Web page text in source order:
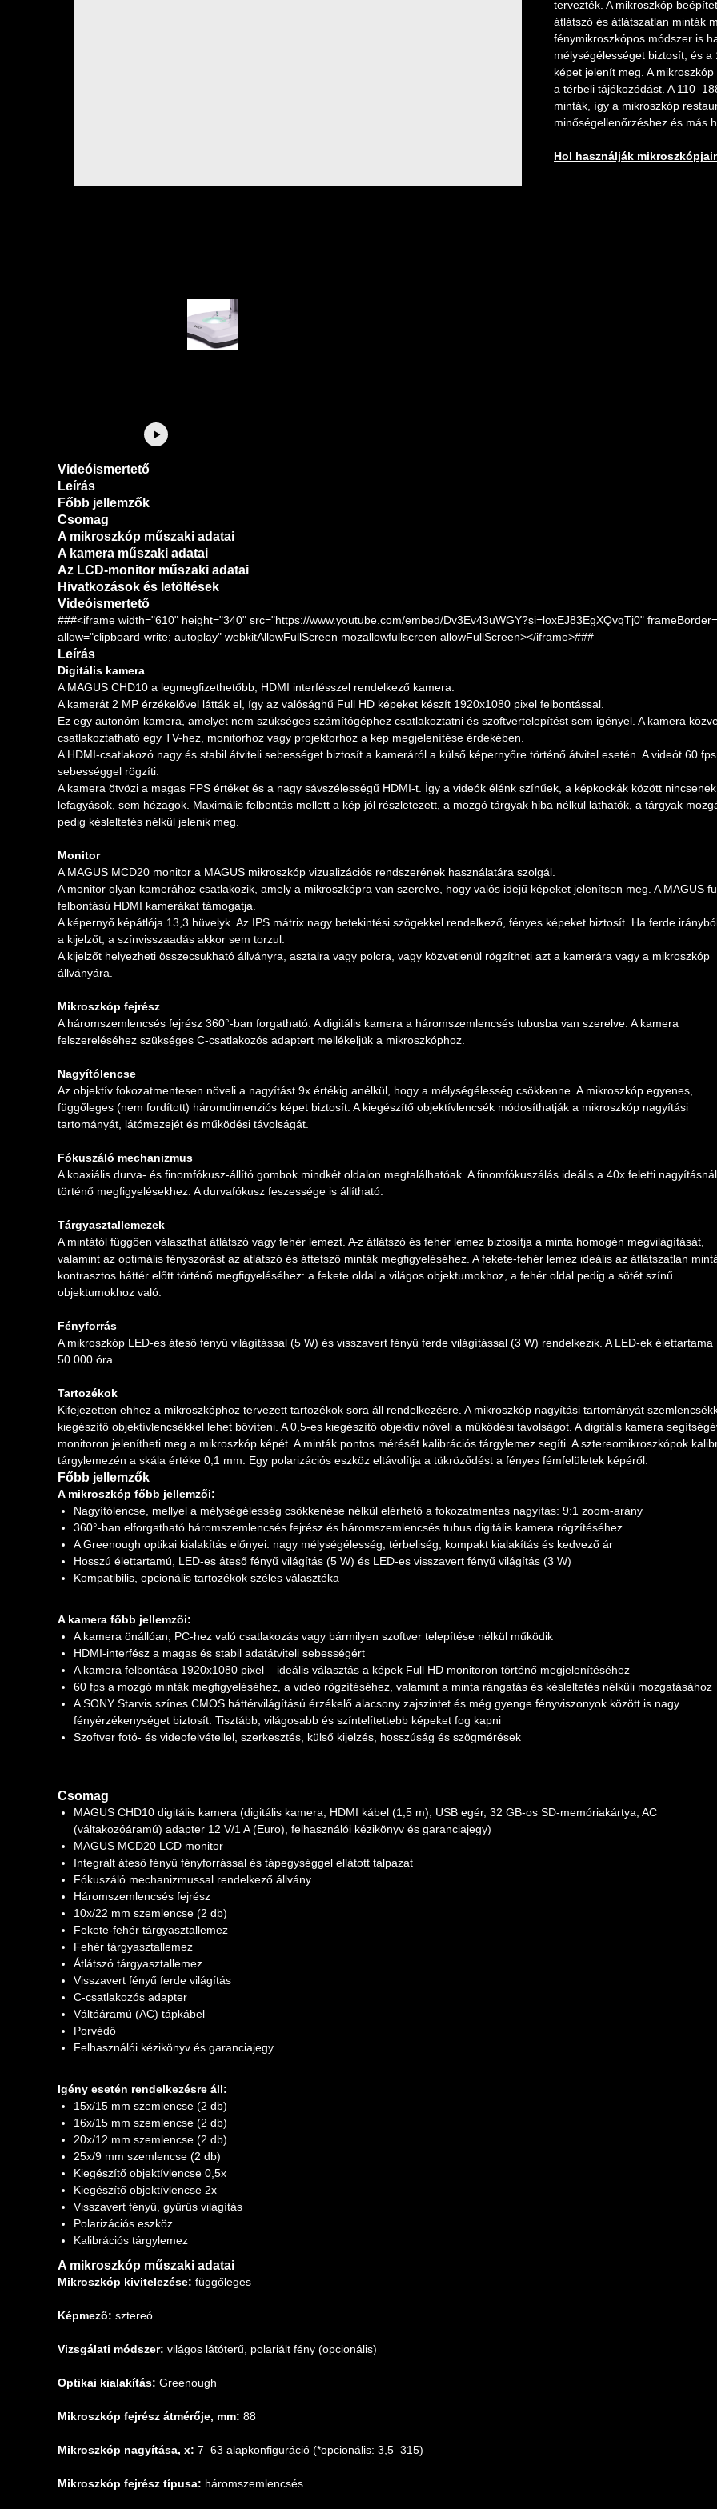
tervezték. A mikroszkóp
átlátszó és átlátszatlan minták
fénymikroszkópos módszer is
mélységélességet biztosít, és
képet jelenít meg. A
a térbeli tájékozódást. A
minták, így a mikroszkóp
minőségellenőrzéshez és más
Hol használják
Videóismertető
Leírás
Főbb jellemzők
Csomag
A mikroszkóp műszaki adatai
A kamera műszaki adatai
Az LCD-monitor műszaki adatai
Hivatkozások és letöltések
Videóismertető
###<iframe width="610" height="340" src="https://www.youtube.com/embed/Dv3Ev43uWGY?si=loxEJ83EgXQvqTj0"
allow="clipboard-write; autoplay" webkitAllowFullScreen mozallowfullscreen allowFullScreen></iframe>###
Leírás
Digitális kamera
A MAGUS CHD10 a legmegfizethetőbb, HDMI interfésszel rendelkező kamera.
A kamerát 2 MP érzékelővel látták el, így az valósághű Full HD képeket készít 1920x1080 pixel felbontással.
Ez egy autonóm kamera, amelyet nem szükséges számítógéphez csatlakoztatni és szoftvertelepítést sem igényel. A kamera
csatlakoztatható egy TV-hez, monitorhoz vagy projektorhoz a kép megjelenítése érdekében.
A HDMI-csatlakozó nagy és stabil átviteli sebességet biztosít a kameráról a külső képernyőre történő átvitel esetén. A videót 60 fps
sebességgel rögzíti.
A kamera ötvözi a magas FPS értéket és a nagy sávszélességű HDMI-t. Így a videók élénk színűek, a képkockák között nincsenek
lefagyások, sem hézagok. Maximális felbontás mellett a kép jól részletezett, a mozgó tárgyak hiba nélkül láthatók, a tárgyak
pedig késleltetés nélkül jelenik meg.
Monitor
A MAGUS MCD20 monitor a MAGUS mikroszkóp vizualizációs rendszerének használatára szolgál.
A monitor olyan kamerához csatlakozik, amely a mikroszkópra van szerelve, hogy valós idejű képeket jelenítsen meg. A MAGUS
felbontású HDMI kamerákat támogatja.
A képernyő képátlója 13,3 hüvelyk. Az IPS mátrix nagy betekintési szögekkel rendelkező, fényes képeket biztosít. Ha ferde
a kijelzőt, a színvisszaadás akkor sem torzul.
A kijelzőt helyezheti összecsukható állványra, asztalra vagy polcra, vagy közvetlenül rögzítheti azt a kamerára vagy a mikroszkóp
állványára.
Mikroszkóp fejrész
A háromszemlencsés fejrész 360°-ban forgatható. A digitális kamera a háromszemlencsés tubusba van szerelve. A kamera
felszereléséhez szükséges C-csatlakozós adaptert mellékeljük a mikroszkóphoz.
Nagyítólencse
Az objektív fokozatmentesen növeli a nagyítást 9x értékig anélkül, hogy a mélységélesség csökkenne. A mikroszkóp egyenes,
függőleges (nem fordított) háromdimenziós képet biztosít. A kiegészítő objektívlencsék módosíthatják a mikroszkóp nagyítási
tartományát, látómezejét és működési távolságát.
Fókuszáló mechanizmus
A koaxiális durva- és finomfókusz-állító gombok mindkét oldalon megtalálhatóak. A finomfókuszálás ideális a 40x feletti nagyításnál
történő megfigyelésekhez. A durvafókusz feszessége is állítható.
Tárgyasztallemezek
A mintától függően választhat átlátszó vagy fehér lemezt. A z átlátszó és fehér lemez biztosítja a minta homogén megvilágítását,
valamint az optimális fényszórást az átlátszó és áttetsző minták megfigyeléséhez. A fekete-fehér lemez ideális az átlátszatlan
kontrasztos háttér előtt történő megfigyeléséhez: a fekete oldal a világos objektumokhoz, a fehér oldal pedig a sötét színű
objektumokhoz való.
Fényforrás
A mikroszkóp LED-es áteső fényű világítással (5 W) és visszavert fényű ferde világítással (3 W) rendelkezik. A LED-ek élettartama
50 000 óra.
Tartozékok
Kifejezetten ehhez a mikroszkóphoz tervezett tartozékok sora áll rendelkezésre. A mikroszkóp nagyítási tartományát
kiegészítő objektívlencsékkel lehet bővíteni. A 0,5-es kiegészítő objektív növeli a működési távolságot. A digitális kamera
monitoron jelenítheti meg a mikroszkóp képét. A minták pontos mérését kalibrációs tárgylemez segíti. A sztereomikroszkópok
tárgylemezén a skála értéke 0,1 mm. Egy polarizációs eszköz eltávolítja a tükröződést a fényes fémfelületek képéről.
Főbb jellemzők
A mikroszkóp főbb jellemzői:
Nagyítólencse, mellyel a mélységélesség csökkenése nélkül elérhető a fokozatmentes nagyítás: 9:1 zoom-arány
360°-ban elforgatható háromszemlencsés fejrész és háromszemlencsés tubus digitális kamera rögzítéséhez
A Greenough optikai kialakítás előnyei: nagy mélységélesség, térbeliség, kompakt kialakítás és kedvező ár
Hosszú élettartamú, LED-es áteső fényű világítás (5 W) és LED-es visszavert fényű világítás (3 W)
Kompatibilis, opcionális tartozékok széles választéka
A kamera főbb jellemzői:
A kamera önállóan, PC-hez való csatlakozás vagy bármilyen szoftver telepítése nélkül működik
HDMI-interfész a magas és stabil adatátviteli sebességért
A kamera felbontása 1920x1080 pixel – ideális választás a képek Full HD monitoron történő megjelenítéséhez
60 fps a mozgó minták megfigyeléséhez, a videó rögzítéséhez, valamint a minta rángatás és késleltetés nélküli mozgatásához
A SONY Starvis színes CMOS háttérvilágítású érzékelő alacsony zajszintet és még gyenge fényviszonyok között is nagy
fényérzékenységet biztosít. Tisztább, világosabb és színtelítettebb képeket fog kapni
Szoftver fotó- és videofelvétellel, szerkesztés, külső kijelzés, hosszúság és szögmérések
Csomag
MAGUS CHD10 digitális kamera (digitális kamera, HDMI kábel (1,5 m), USB egér, 32 GB-os SD-memóriakártya, AC
(váltakozóáramú) adapter 12 V/1 A (Euro), felhasználói kézikönyv és garanciajegy)
MAGUS MCD20 LCD monitor
Integrált áteső fényű fényforrással és tápegységgel ellátott talpazat
Fókuszáló mechanizmussal rendelkező állvány
Háromszemlencsés fejrész
10x/22 mm szemlencse (2 db)
Fekete-fehér tárgyasztallemez
Fehér tárgyasztallemez
Átlátszó tárgyasztallemez
Visszavert fényű ferde világítás
C-csatlakozós adapter
Váltóáramú (AC) tápkábel
Porvédő
Felhasználói kézikönyv és garanciajegy
Igény esetén rendelkezésre áll:
15x/15 mm szemlencse (2 db)
16x/15 mm szemlencse (2 db)
20x/12 mm szemlencse (2 db)
25x/9 mm szemlencse (2 db)
Kiegészítő objektívlencse 0,5x
Kiegészítő objektívlencse 2x
Visszavert fényű, gyűrűs világítás
Polarizációs eszköz
Kalibrációs tárgylemez
A mikroszkóp műszaki adatai
Mikroszkóp kivitelezése: függőleges
Képmező: sztereó
Vizsgálati módszer: világos látóterű, polariált fény (opcionális)
Optikai kialakítás: Greenough
Mikroszkóp fejrész átmérője, mm: 88
Mikroszkóp nagyítása, x: 7–63 alapkonfiguráció (*opcionális: 3,5–315)
Mikroszkóp fejrész típusa: háromszemlencsés